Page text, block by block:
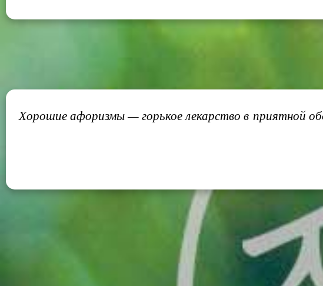
Хорошие афоризмы — горькое лекарство в приятной